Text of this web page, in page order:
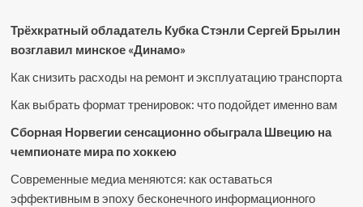
Трёхкратный обладатель Кубка Стэнли Сергей Брылин
возглавил минское «Динамо»
Как снизить расходы на ремонт и эксплуатацию транспорта
Как выбрать формат тренировок: что подойдет именно вам
Сборная Норвегии сенсационно обыграла Швецию на
чемпионате мира по хоккею
Современные медиа меняются: как оставаться
эффективным в эпоху бесконечного информационного